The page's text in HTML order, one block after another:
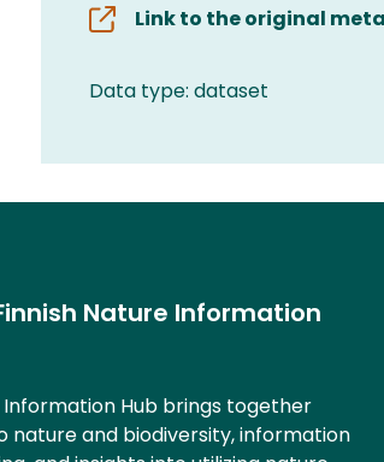
Link to the original
Data type: dataset
Nature Information
Information Hub brings together
nature and biodiversity, information